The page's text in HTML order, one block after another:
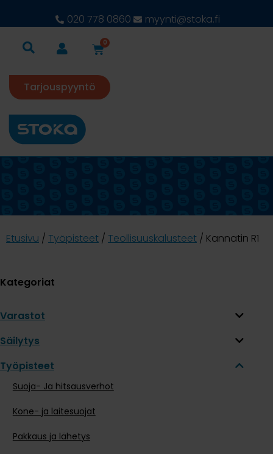
020 778 0860 myynti@stoka.fi
0
Tarjouspyyntö
Etusivu / Työpisteet / Teollisuuskalusteet / Kannatin R1
Kategoriat
Varastot
Säilytys
Työpisteet
Suoja- Ja hitsausverhot
Kone- ja laitesuojat
Pakkaus ja lähetys